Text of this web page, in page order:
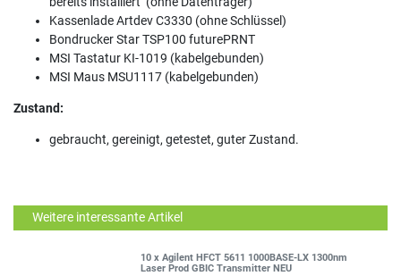
Kassenlade Artdev C3330 (ohne Schlüssel)
Bondrucker Star TSP100 futurePRNT
MSI Tastatur KI-1019 (kabelgebunden)
MSI Maus MSU1117 (kabelgebunden)
Zustand:
gebraucht, gereinigt, getestet, guter Zustand.
Weitere interessante Artikel
10 x Agilent HFCT 5611 1000BASE-LX 1300nm
Laser Prod GBIC Transmitter NEU